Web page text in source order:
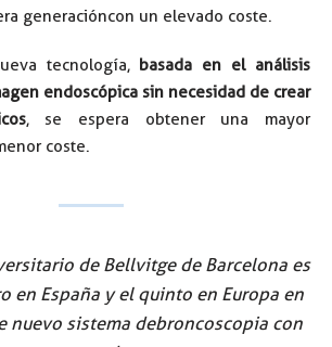
generación con un elevado coste.
tecnología, basada en el análisis
endoscópica sin necesidad de crear
, se espera obtener una mayor
coste.
de Bellvitge de Barcelona es
en España y el quinto en Europa en
nuevo sistema de broncoscopia con